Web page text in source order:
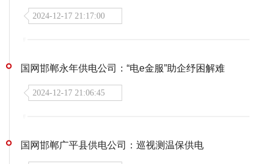
2024-12-17 21:17:00
国网邯郸永年供电公司：“电e金服”助企纾困解难
2024-12-17 21:06:45
国网邯郸广平县供电公司：巡视测温保供电